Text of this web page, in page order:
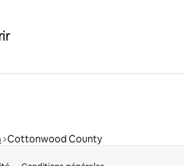
Cottonwood County